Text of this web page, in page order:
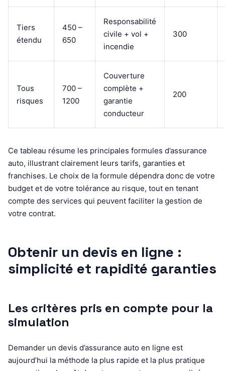
Tiers
étendu
450 –
650
Responsabilité
civile + vol +
incendie
300
Tous
risques
700 –
1200
Couverture
complète +
garantie
conducteur
200
Ce tableau résume les principales formules d’assurance
auto, illustrant clairement leurs tarifs, garanties et
franchises. Le choix de la formule dépendra donc de votre
budget et de votre tolérance au risque, tout en tenant
compte des services qui peuvent faciliter la gestion de
votre contrat.
Obtenir un devis en ligne :
simplicité et rapidité garanties
Les critères pris en compte pour la
simulation
Demander un devis d’assurance auto en ligne est
aujourd’hui la méthode la plus rapide et la plus pratique